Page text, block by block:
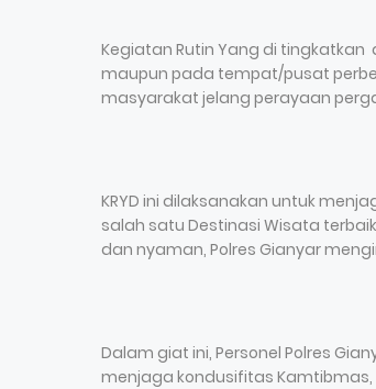
Kegiatan Rutin Yang di
maupun pada tempat/pusat
masyarakat jelang perayaan
KRYD ini dilaksanakan untuk
salah satu Destinasi Wisata
dan nyaman, Polres Gianyar
Dalam giat ini, Personel Polres
menjaga kondusifitas